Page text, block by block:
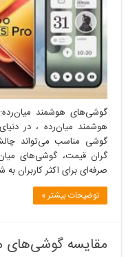
گوشی‌های هوشمند میان‌رده:
هوشمند میان‌رده ، در
گوشی مناسب می‌تواند
گران قیمت، گوشی‌های
صرفه‌ای برای اکثر کاربران
توضیحات بیشتر »
مقایسه گوشی‌های